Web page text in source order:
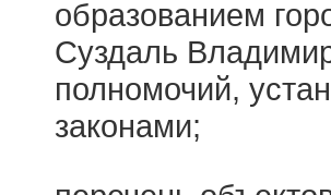
образованием
Суздаль
полномочий,
законами;